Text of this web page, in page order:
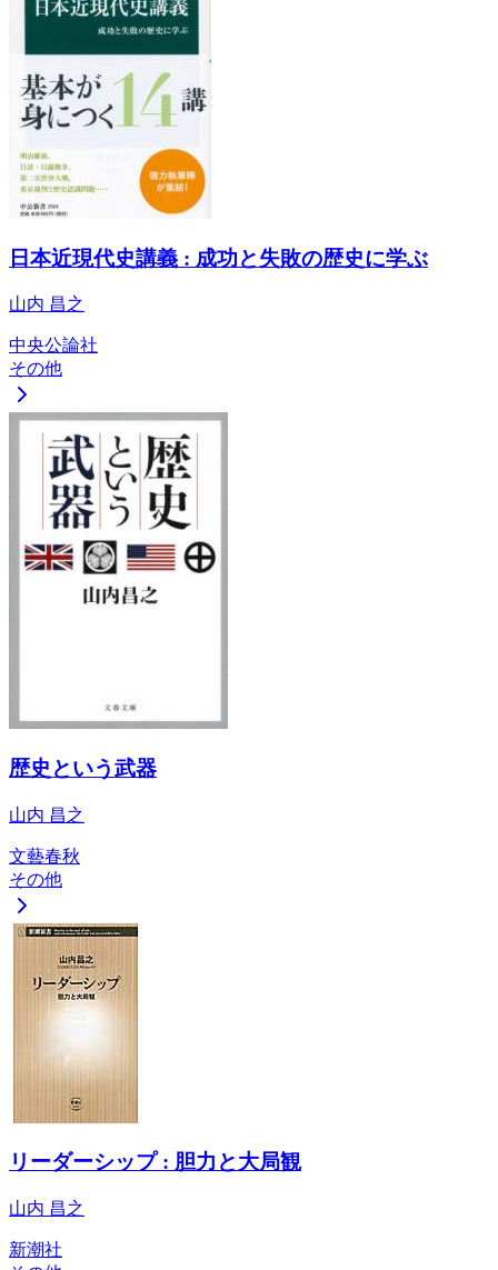
日本近現代史講義 : 成功と失敗の歴史に学ぶ
山内 昌之
中央公論社
その他
歴史という武器
山内 昌之
文藝春秋
その他
リーダーシップ : 胆力と大局観
山内 昌之
新潮社